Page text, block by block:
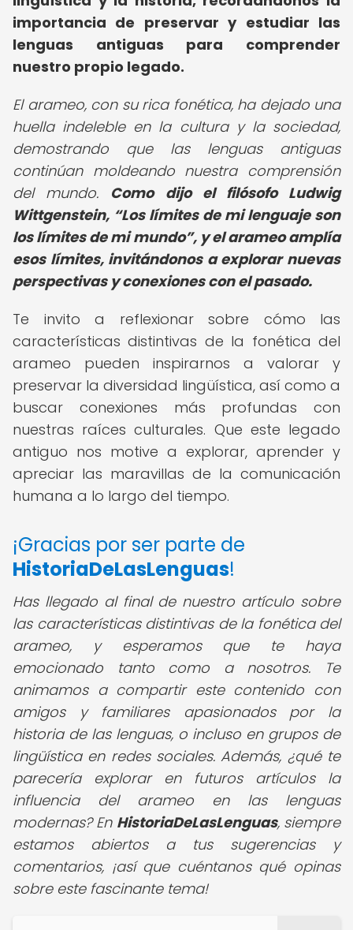
importancia de preservar y estudiar las
lenguas antiguas para comprender
nuestro propio legado.
El arameo, con su rica fonética, ha dejado una
huella indeleble en la cultura y la sociedad,
demostrando que las lenguas antiguas
continúan moldeando nuestra comprensión
del mundo. Como dijo el filósofo Ludwig
Wittgenstein, Los límites de mi lenguaje son
los límites de mi mundo , y el arameo amplía
esos límites, invitándonos a explorar nuevas
perspectivas y conexiones con el pasado.
Te invito a reflexionar sobre cómo las
características distintivas de la fonética del
arameo pueden inspirarnos a valorar y
preservar la diversidad lingüística, así como a
buscar conexiones más profundas con
nuestras raíces culturales. Que este legado
antiguo nos motive a explorar, aprender y
apreciar las maravillas de la comunicación
humana a lo largo del tiempo.
¡Gracias por ser parte de
HistoriaDeLasLenguas!
Has llegado al final de nuestro artículo sobre
las características distintivas de la fonética del
arameo, y esperamos que te haya
emocionado tanto como a nosotros. Te
animamos a compartir este contenido con
amigos y familiares apasionados por la
historia de las lenguas, o incluso en grupos de
lingüística en redes sociales. Además, ¿qué te
parecería explorar en futuros artículos la
influencia del arameo en las lenguas
modernas? En HistoriaDeLasLenguas, siempre
estamos abiertos a tus sugerencias y
comentarios, ¡así que cuéntanos qué opinas
sobre este fascinante tema!